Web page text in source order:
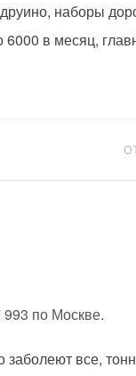
наборы
6000 в месяц,
по Москве.
заболеют все,